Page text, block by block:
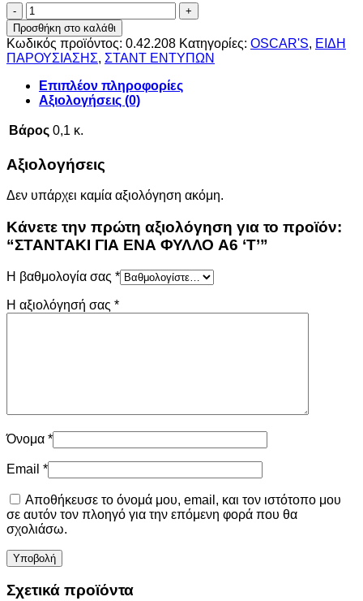
ΣΤΑΝΤΑΚΙ
ΓΙΑ
ΕΝΑ
ΦΥΛΛΟ
A6
'Τ'
ποσότητα
Προσθήκη στο καλάθι
Κωδικός προϊόντος: 0.42.208 Κατηγορίες: OSCAR'S, ΕΙΔΗ
ΠΑΡΟΥΣΙΑΣΗΣ, ΣΤΑΝΤ ΕΝΤΥΠΩΝ
Επιπλέον πληροφορίες
Αξιολογήσεις (0)
Βάρος 0,1 κ.
Αξιολογήσεις
Δεν υπάρχει καμία αξιολόγηση ακόμη.
Κάνετε την πρώτη αξιολόγηση για το προϊόν:
“ΣΤΑΝΤΑΚΙ ΓΙΑ ΕΝΑ ΦΥΛΛΟ A6 ‘Τ’”
Η βαθμολογία σας *
Η αξιολόγησή σας *
Όνομα *
Email *
Αποθήκευσε το όνομά μου, email, και τον ιστότοπο μου
σε αυτόν τον πλοηγό για την επόμενη φορά που θα
σχολιάσω.
Σχετικά προϊόντα